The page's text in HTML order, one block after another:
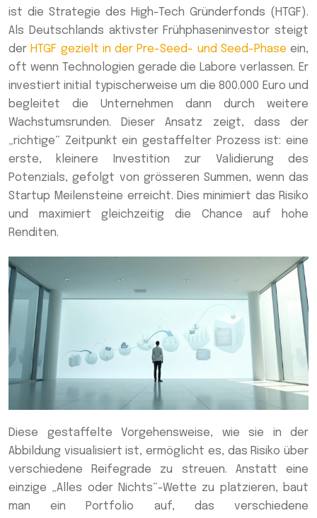
ist die Strategie des High-Tech Gründerfonds (HTGF).
Als Deutschlands aktivster Frühphaseninvestor steigt
der HTGF gezielt in der Pre-Seed- und Seed-Phase ein,
oft wenn Technologien gerade die Labore verlassen. Er
investiert initial typischerweise um die 800.000 Euro und
begleitet die Unternehmen dann durch weitere
Wachstumsrunden. Dieser Ansatz zeigt, dass der
„richtige“ Zeitpunkt ein gestaffelter Prozess ist: eine
erste, kleinere Investition zur Validierung des
Potenzials, gefolgt von grösseren Summen, wenn das
Startup Meilensteine erreicht. Dies minimiert das Risiko
und maximiert gleichzeitig die Chance auf hohe
Renditen.
Diese gestaffelte Vorgehensweise, wie sie in der
Abbildung visualisiert ist, ermöglicht es, das Risiko über
verschiedene Reifegrade zu streuen. Anstatt eine
einzige „Alles oder Nichts“-Wette zu platzieren, baut
man ein Portfolio auf, das verschiedene